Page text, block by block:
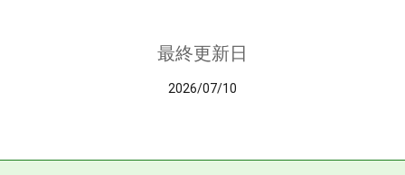
最終更新日
2026/07/10